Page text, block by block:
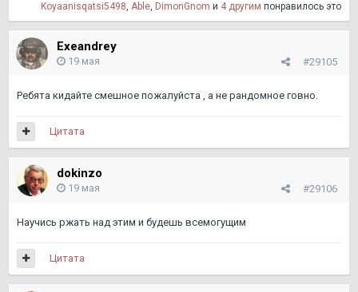
Koyaanisqatsi5498, Able, DimоnGnom и 4 другим понравилось это
Exeandrey
#29105
19 мая
Ребята кидайте смешное пожалуйста , а не рандомное говно.
Цитата
dokinzo
#29106
19 мая
Научись ржать над этим и будешь всемогущим
Цитата